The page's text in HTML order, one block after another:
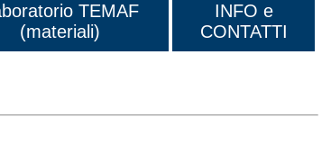
TEMAF
(materiali)
INFO e
CONTATTI